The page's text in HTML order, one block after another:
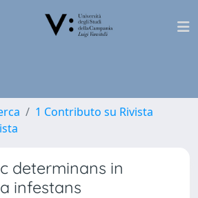
1 Contributo su Rivista
determinans in
infestans